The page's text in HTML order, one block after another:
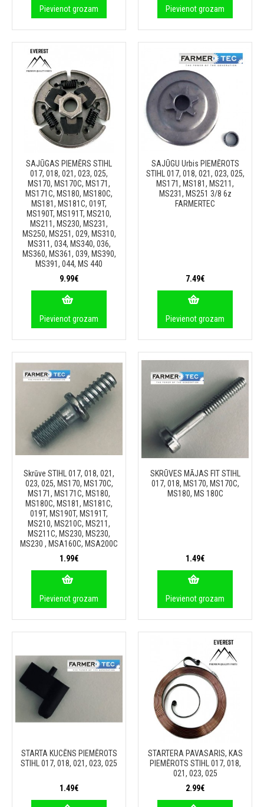
Pievienot grozam Pievienot grozam
SAJŪGAS PIEMĒRS STIHL
017, 018, 021, 023, 025,
MS170, MS170C, MS171,
MS171C, MS180, MS180C,
MS181, MS181C, 019T,
MS190T, MS191T, MS210,
MS211, MS230, MS231,
MS250, MS251, 029, MS310,
MS311, 034, MS340, 036,
MS360, MS361, 039, MS390,
MS391, 044, MS 440
9.99€
Pievienot grozam
SAJŪGU Urbis PIEMĒROTS
STIHL 017, 018, 021, 023, 025,
MS171, MS181, MS211,
MS231, MS251 3/8 6z
FARMERTEC
7.49€
Pievienot grozam
Skrūve STIHL 017, 018, 021,
023, 025, MS170, MS170C,
MS171, MS171C, MS180,
MS180C, MS181, MS181C,
019T, MS190T, MS191T,
MS210, MS210C, MS211,
MS211C, MS230, MS230,
MS230 , MSA160C, MSA200C
1.99€
Pievienot grozam
SKRŪVES MĀJAS FIT STIHL
017, 018, MS170, MS170C,
MS180, MS 180C
1.49€
Pievienot grozam
STARTA KUCĒNS PIEMĒROTS
STIHL 017, 018, 021, 023, 025
1.49€
STARTERA PAVASARIS, KAS
PIEMĒROTS STIHL 017, 018,
021, 023, 025
2.99€